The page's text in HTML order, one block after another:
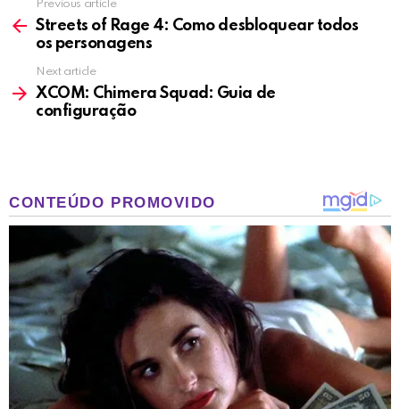
more
Previous article
Streets of Rage 4: Como desbloquear todos
os personagens
Next article
XCOM: Chimera Squad: Guia de
configuração